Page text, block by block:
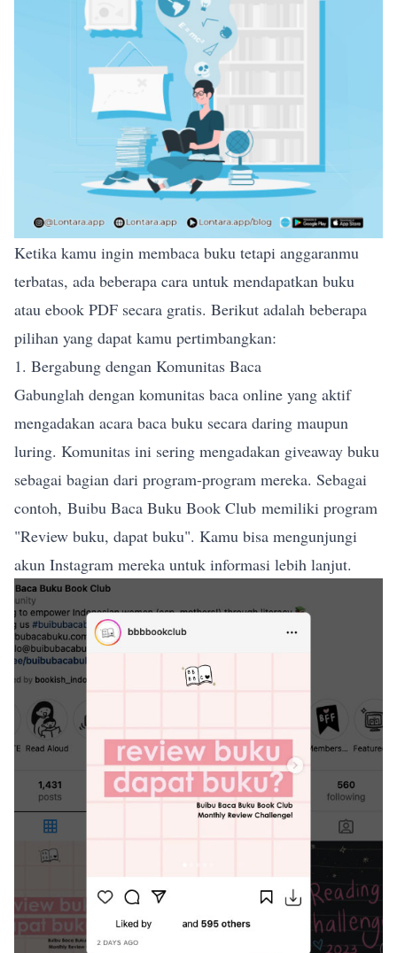
Ketika kamu ingin membaca buku tetapi anggaranmu
terbatas, ada beberapa cara untuk mendapatkan buku
atau ebook PDF secara gratis. Berikut adalah beberapa
pilihan yang dapat kamu pertimbangkan:
1. Bergabung dengan Komunitas Baca
Gabunglah dengan komunitas baca online yang aktif
mengadakan acara baca buku secara daring maupun
luring. Komunitas ini sering mengadakan giveaway buku
sebagai bagian dari program-program mereka. Sebagai
contoh, Buibu Baca Buku Book Club memiliki program
"Review buku, dapat buku". Kamu bisa mengunjungi
akun Instagram mereka untuk informasi lebih lanjut.